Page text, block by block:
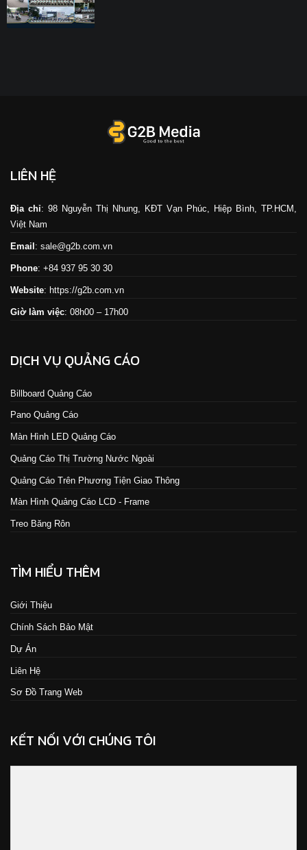
LIÊN HỆ
Địa chỉ: 98 Nguyễn Thị Nhung, KĐT Vạn Phúc, Hiệp Bình, TP.HCM,
Việt Nam
Email : sale@g2b.com.vn
Phone: +84 937 95 30 30
Website: https://g2b.com.vn
Giờ làm việc: 08h00 – 17h00
DỊCH VỤ QUẢNG CÁO
Billboard Quảng Cáo
Pano Quảng Cáo
Màn Hình LED Quảng Cáo
Quảng Cáo Thị Trường Nước Ngoài
Quảng Cáo Trên Phương Tiện Giao Thông
Màn Hình Quảng Cáo LCD - Frame
Treo Băng Rôn
TÌM HIỂU THÊM
Giới Thiệu
Chính Sách Bảo Mật
Dự Án
Liên Hệ
Sơ Đồ Trang Web
KẾT NỐI VỚI CHÚNG TÔI